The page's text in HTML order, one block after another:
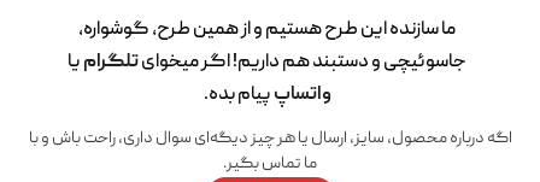
ما سازنده این طرح‌ هستیم و از همین طرح، گوشواره،
جاسوئیچی و دستبند هم داریم! اگر میخوایتلگرامیا
واتساپپیام بده.
اگه درباره محصول، سایز، ارسال یا هر چیز دیگه‌ای سوال داری، راحت باش و با
ما تماس بگیر.